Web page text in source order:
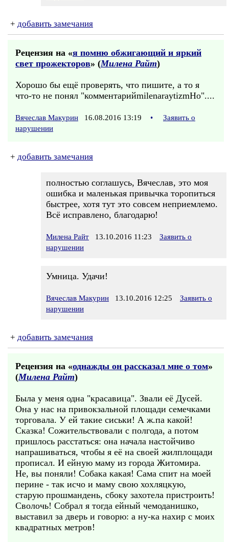
+ добавить замечания
Рецензия на «я помню обжигающий и яркий
свет прожекторов» (Милена Райт)
Хорошо бы ещё проверять, что пишите, а то я
что-то не понял "комментарийmilenaraytizmНо"....
Вячеслав Макурин 16.08.2016 13:19 •
Заявить о
нарушении
+ добавить замечания
полностью соглашусь, Вячеслав, это моя
ошибка и маленькая привычка торопиться
быстрее, хотя тут это совсем неприемлемо.
Всё исправлено, благодарю!
Милена Райт 13.10.2016 11:23
Заявить о
нарушении
Умница. Удачи!
Вячеслав Макурин 13.10.2016 12:25
Заявить о
нарушении
+ добавить замечания
Рецензия на «однажды он рассказал мне о том»
(Милена Райт)
Была у меня одна "красавица". Звали её Дусей.
Она у нас на привокзальной площади семечками
торговала. У ей такие сиськи! А ж.па какой!
Сказка! Сожительствовали с полгода, а потом
пришлось расстаться: она начала настойчиво
напрашиваться, чтобы я её на своей жилплощади
прописал. И ейную маму из города Житомира.
Не, вы поняли! Собака какая! Сама спит на моей
перине - так исчо и маму свою хохляцкую,
старую прошмандень, сбоку захотела пристроить!
Сволочь! Собрал я тогда ейный чемоданишко,
выставил за дверь и говорю: а ну-ка нахир с моих
квадратных метров!